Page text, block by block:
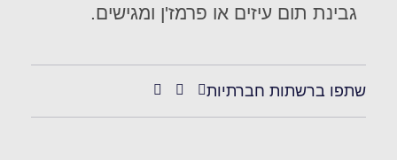
גבינת תום עיזים או פרמז'ן ומגישים.
שתפו ברשתות חברתיות